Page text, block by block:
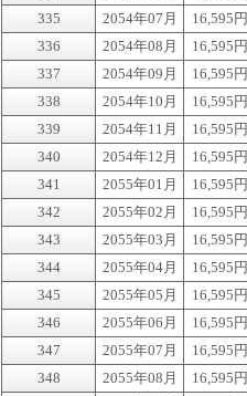
335
2054年07月 16,595円
336
2054年08月 16,595円
337
2054年09月 16,595円
338
2054年10月 16,595円
339
2054年11月 16,595円
340
2054年12月 16,595円
341
2055年01月 16,595円
342
2055年02月 16,595円
343
2055年03月 16,595円
344
2055年04月 16,595円
345
2055年05月 16,595円
346
2055年06月 16,595円
347
2055年07月 16,595円
348
2055年08月 16,595円